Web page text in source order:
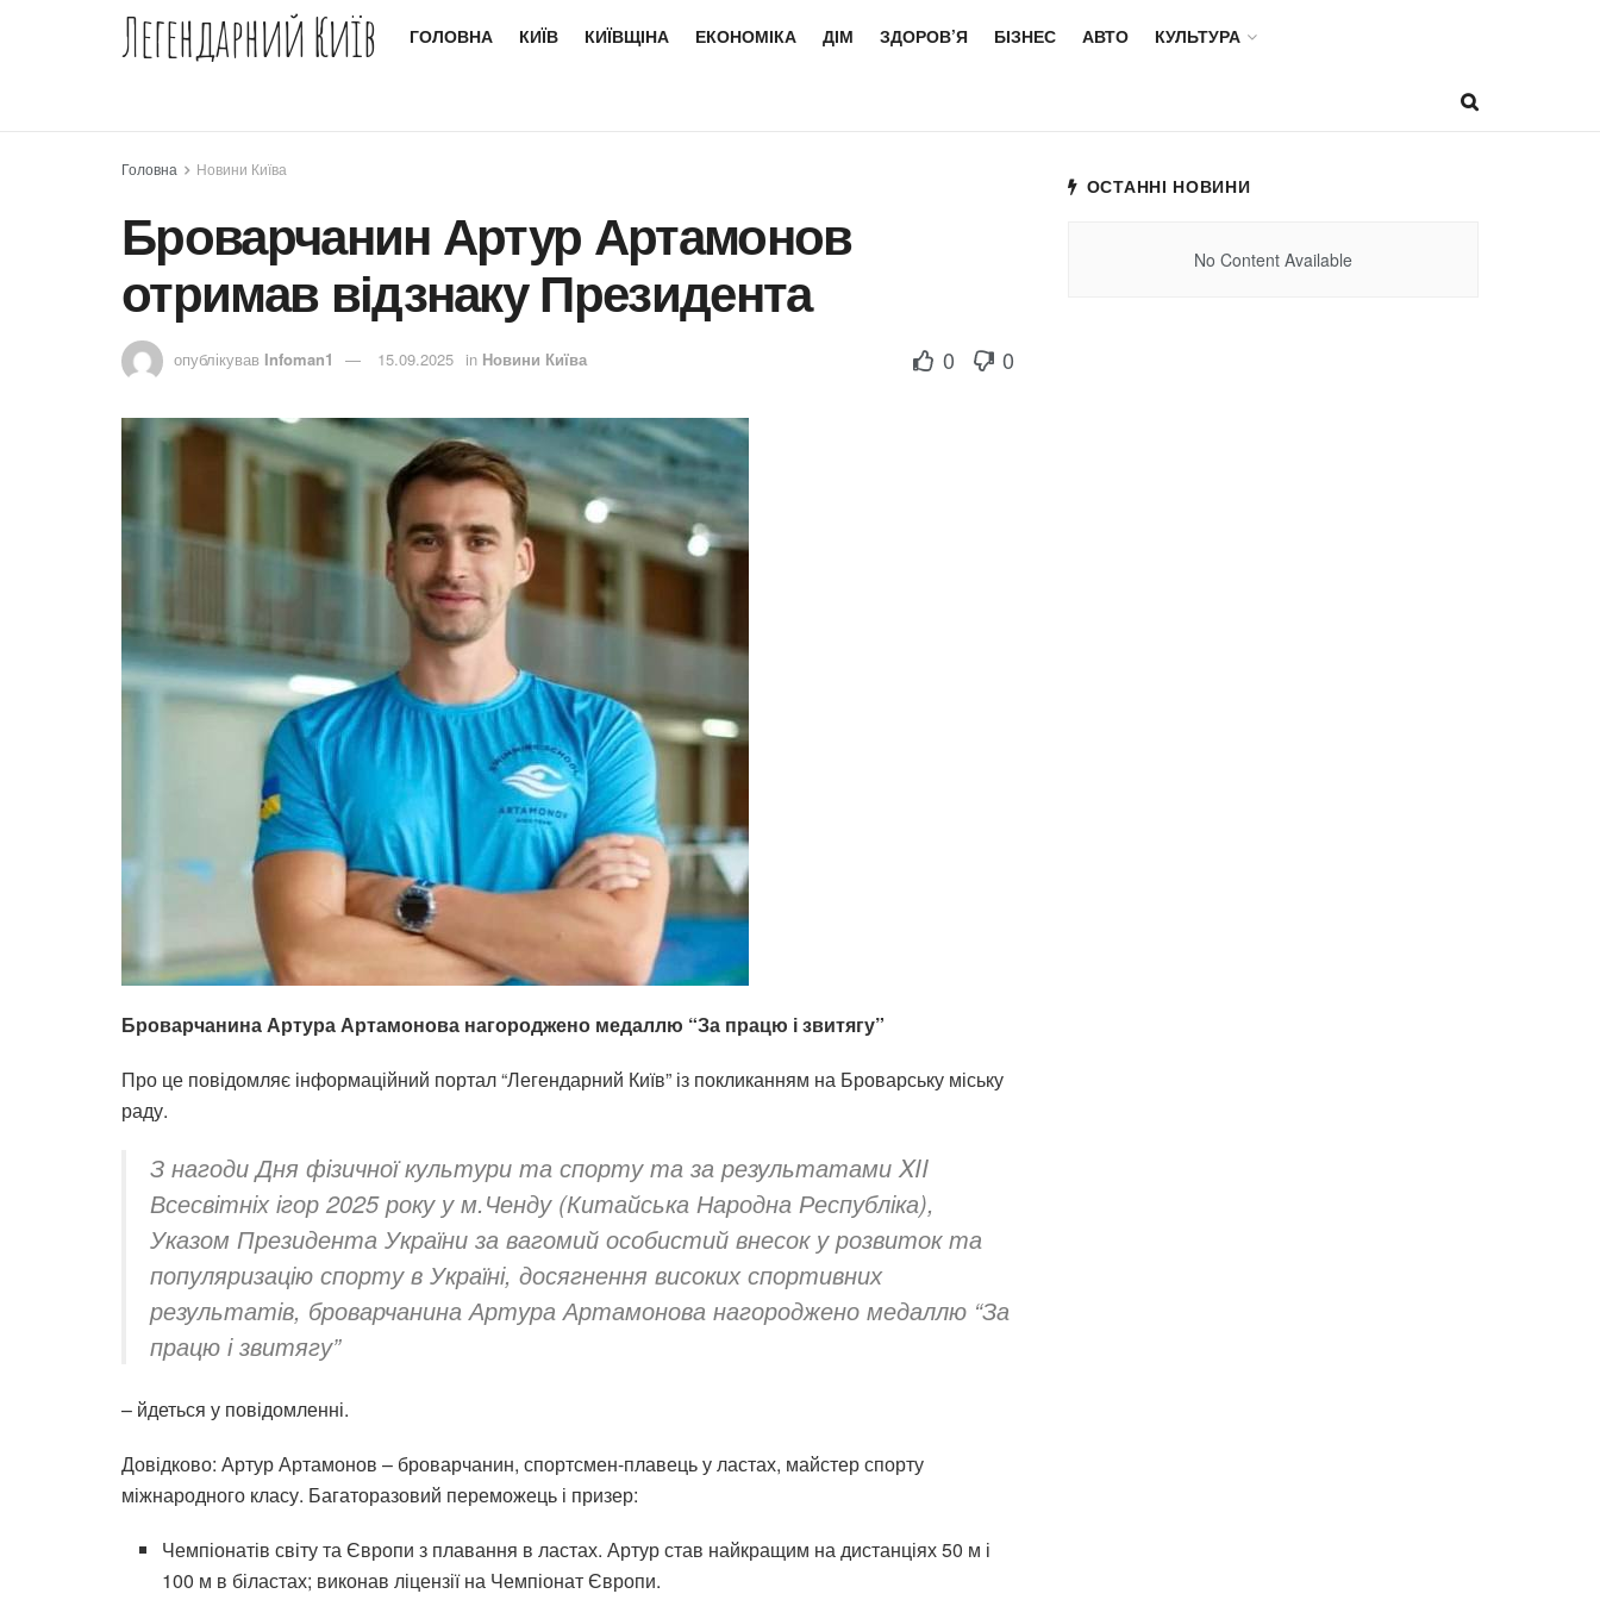
Легендарний Київ ГОЛОВНА КИЇВ КИЇВЩІНА ЕКОНОМІКА ДІМ ЗДОРОВ’Я БІЗНЕС АВТО КУЛЬТУРА
Головна Новини Київа
Броварчанин Артур Артамонов
отримав відзнаку Президента
опублікував Infoman1 15.09.2025 in Новини Київа 0 0
Броварчанина Артура Артамонова нагороджено медаллю “За працю і звитягу”
Про це повідомляє інформаційний портал “Легендарний Київ” із покликанням на Броварську міську
раду.
З нагоди Дня фізичної культури та спорту та за результатами XII
Всесвітніх ігор 2025 року у м.Ченду (Китайська Народна Республіка),
Указом Президента України за вагомий особистий внесок у розвиток та
популяризацію спорту в Україні, досягнення високих спортивних
результатів, броварчанина Артура Артамонова нагороджено медаллю “За
працю і звитягу”
– йдеться у повідомленні.
Довідково: Артур Артамонов – броварчанин, спортсмен-плавець у ластах, майстер спорту
міжнародного класу. Багаторазовий переможець і призер:
Чемпіонатів світу та Європи з плавання в ластах. Артурстав найкращим на дистанціях 50 м і
100 м в біластах; виконав ліцензії на Чемпіонат Європи.
ОСТАННІ НОВИНИ
No Content Available